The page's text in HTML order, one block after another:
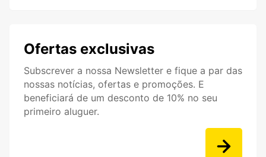
Ofertas exclusivas
Subscrever a nossa Newsletter e fique a par das
nossas notícias, ofertas e promoções. E
beneficiará de um desconto de 10% no seu
primeiro aluguer.